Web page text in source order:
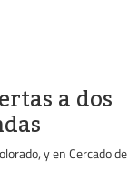
a dos
y en Cercado de